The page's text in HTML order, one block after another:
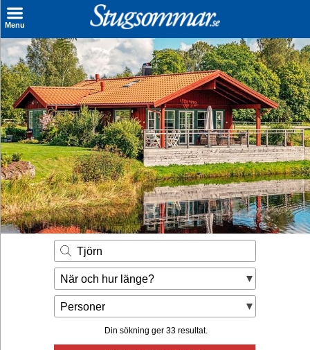
Menu
Sök stuga
Sista Minuten
Genvägar
Inspiration
Kontakt
Husägare
Se hur mycket du kan tjäna
Räkna ut din
hyresintäkt
Tjörn
När och hur länge?
Personer
Din sökning ger 33 resultat.